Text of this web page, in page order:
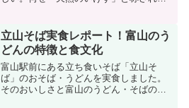
寿司文化が発展し、富山発祥の回転寿司
チェーンがたくさんあります...
立山そば実食レポート！富山のう
どんの特徴と食文化
富山駅前にある立ち食いそば「立山そ
ば」のおそば・うどんを実食しました。
そのおいしさと富山のうどん・そばの食